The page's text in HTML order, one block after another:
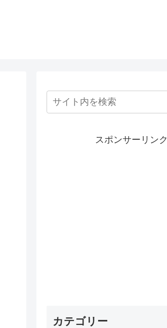
スポンサーリンク
カテゴリー